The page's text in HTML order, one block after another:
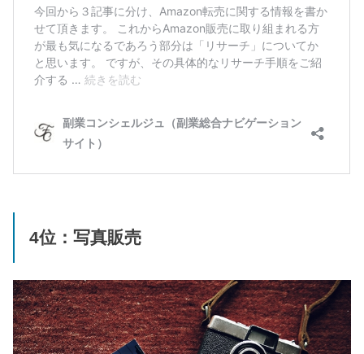
4位：写真販売